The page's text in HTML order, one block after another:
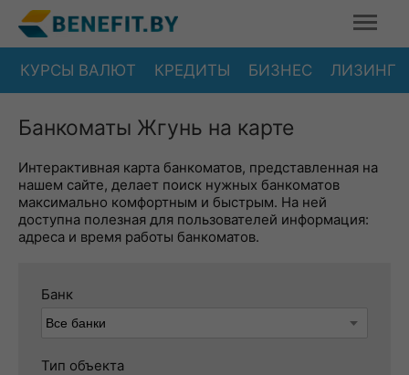
КУРСЫ ВАЛЮТ КРЕДИТЫ БИЗНЕС ЛИЗИНГ
Банкоматы Жгунь на карте
Интерактивная карта банкоматов, представленная на
нашем сайте, делает поиск нужных банкоматов
максимально комфортным и быстрым. На ней
доступна полезная для пользователей информация:
адреса и время работы банкоматов.
Банк
Тип объекта